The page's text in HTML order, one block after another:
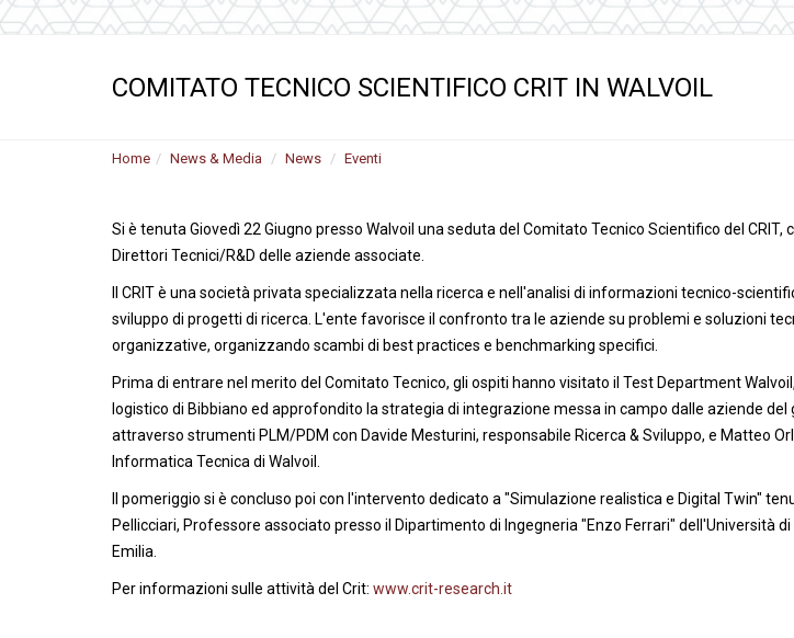
Motori ad ingranaggi in
ghisa
Servocomandi
Servocomandi
COMITATO TECNICO SCIENTIFICO CRIT IN WALVOIL
Home News & Media News Eventi
Si è tenuta Giovedì 22 Giugno presso Walvoil una seduta del Comitato Tecnico Scientifico del CRIT,
Direttori Tecnici/R&D delle aziende associate.
Il CRIT è una società privata specializzata nella ricerca e nell'analisi di informazioni tecnico-
sviluppo di progetti di ricerca. L'ente favorisce il confronto tra le aziende su problemi e soluzioni
organizzative, organizzando scambi di best practices e benchmarking specifici.
Prima di entrare nel merito del Comitato Tecnico, gli ospiti hanno visitato il Test Department
logistico di Bibbiano ed approfondito la strategia di integrazione messa in campo dalle aziende del
attraverso strumenti PLM/PDM con Davide Mesturini, responsabile Ricerca & Sviluppo, e Matteo
Informatica Tecnica di Walvoil.
Il pomeriggio si è concluso poi con l'intervento dedicato a "Simulazione realistica e Digital Twin"
Pellicciari, Professore associato presso il Dipartimento di Ingegneria "Enzo Ferrari" dell'Università di
Emilia.
Per informazioni sulle attività del Crit: www.crit-research.it